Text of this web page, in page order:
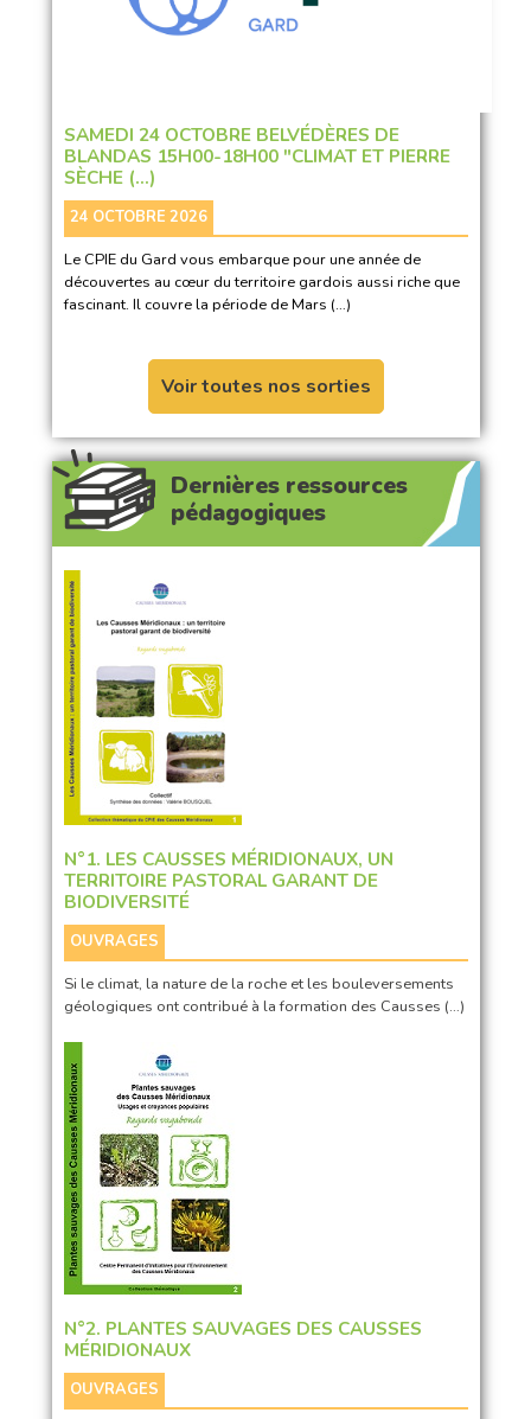
SAMEDI 24 OCTOBRE BELVÉDÈRES DE
BLANDAS 15H00-18H00 "CLIMAT ET PIERRE
SÈCHE (…)
24 OCTOBRE 2026
Le CPIE du Gard vous embarque pour une année de
découvertes au cœur du territoire gardois aussi riche que
fascinant. Il couvre la période de Mars (…)
Voir toutes nos sorties
Dernières ressources
pédagogiques
N°1. LES CAUSSES MÉRIDIONAUX, UN
TERRITOIRE PASTORAL GARANT DE
BIODIVERSITÉ
OUVRAGES
Si le climat, la nature de la roche et les bouleversements
géologiques ont contribué à la formation des Causses (…)
N°2. PLANTES SAUVAGES DES CAUSSES
MÉRIDIONAUX
OUVRAGES